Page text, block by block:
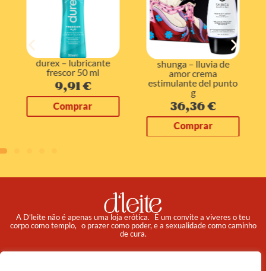
durex – lubricante
frescor 50 ml
9,91€
Comprar
shunga – lluvia de
amor crema
estimulante del punto
g
36,36€
Comprar
A D’leite não é apenas uma loja erótica. É um convite a viveres o teu
corpo como templo, o prazer como poder, e a sexualidade como caminho
de cura.